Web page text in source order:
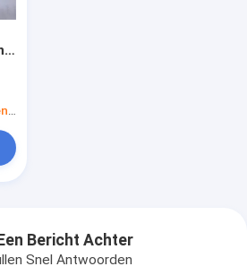
Bericht Achter
Snel Antwoorden